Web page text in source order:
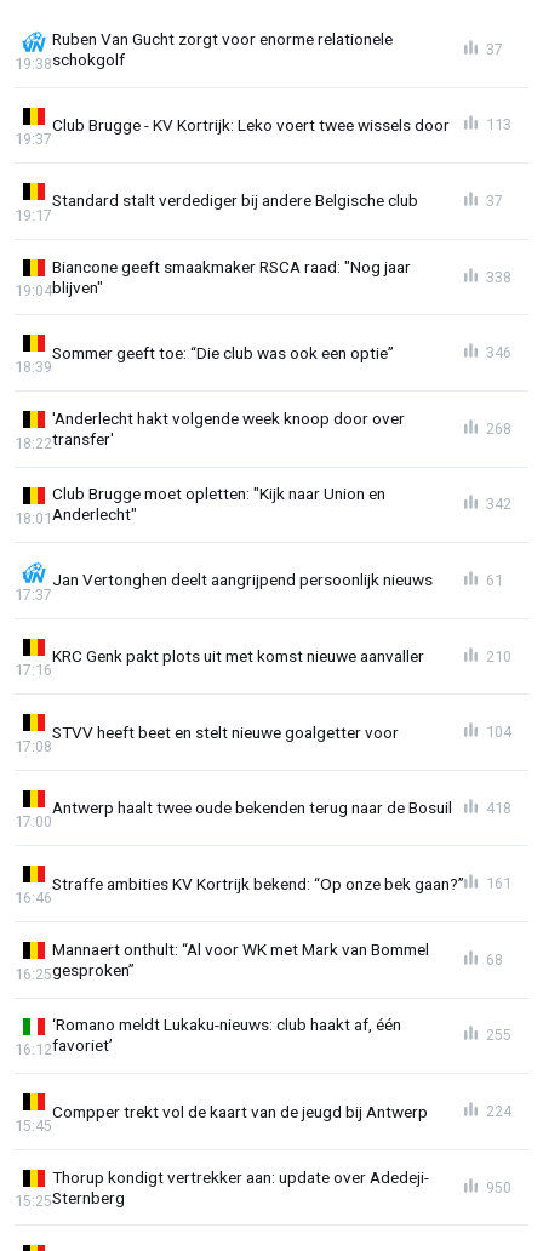
Ruben Van Gucht zorgt voor enorme relationele
schokgolf
19:38
37
Club Brugge - KV Kortrijk: Leko voert twee wissels door
19:37
113
Standard stalt verdediger bij andere Belgische club
19:17
37
Biancone geeft smaakmaker RSCA raad: "Nog jaar
blijven"
19:04
338
Sommer geeft toe: “Die club was ook een optie”
18:39
346
'Anderlecht hakt volgende week knoop door over
transfer'
18:22
268
Club Brugge moet opletten: "Kijk naar Union en
Anderlecht"
18:01
342
Jan Vertonghen deelt aangrijpend persoonlijk nieuws
17:37
61
KRC Genk pakt plots uit met komst nieuwe aanvaller
17:16
210
STVV heeft beet en stelt nieuwe goalgetter voor
17:08
104
Antwerp haalt twee oude bekenden terug naar de Bosuil
17:00
418
Straffe ambities KV Kortrijk bekend: “Op onze bek gaan?”
16:46
161
Mannaert onthult: “Al voor WK met Mark van Bommel
gesproken”
16:25
68
‘Romano meldt Lukaku-nieuws: club haakt af, één
favoriet’
16:12
255
Compper trekt vol de kaart van de jeugd bij Antwerp
15:45
224
Thorup kondigt vertrekker aan: update over Adedeji-
Sternberg
15:25
950